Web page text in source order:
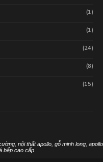
(1)
(1)
(24)
(8)
(15)
, nội thất apollo, gỗ minh long, apollo
bếp cao cấp